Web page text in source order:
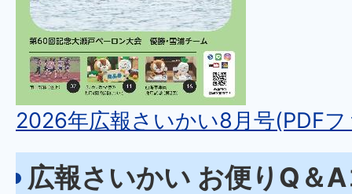
2026年広報さいかい8月号(PDF
広報さいかい お便りQ＆